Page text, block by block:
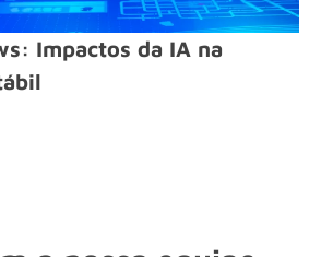
Impactos da IA na